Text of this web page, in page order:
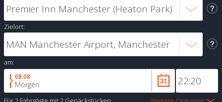
Zielort:
am:
08.08
Morgen